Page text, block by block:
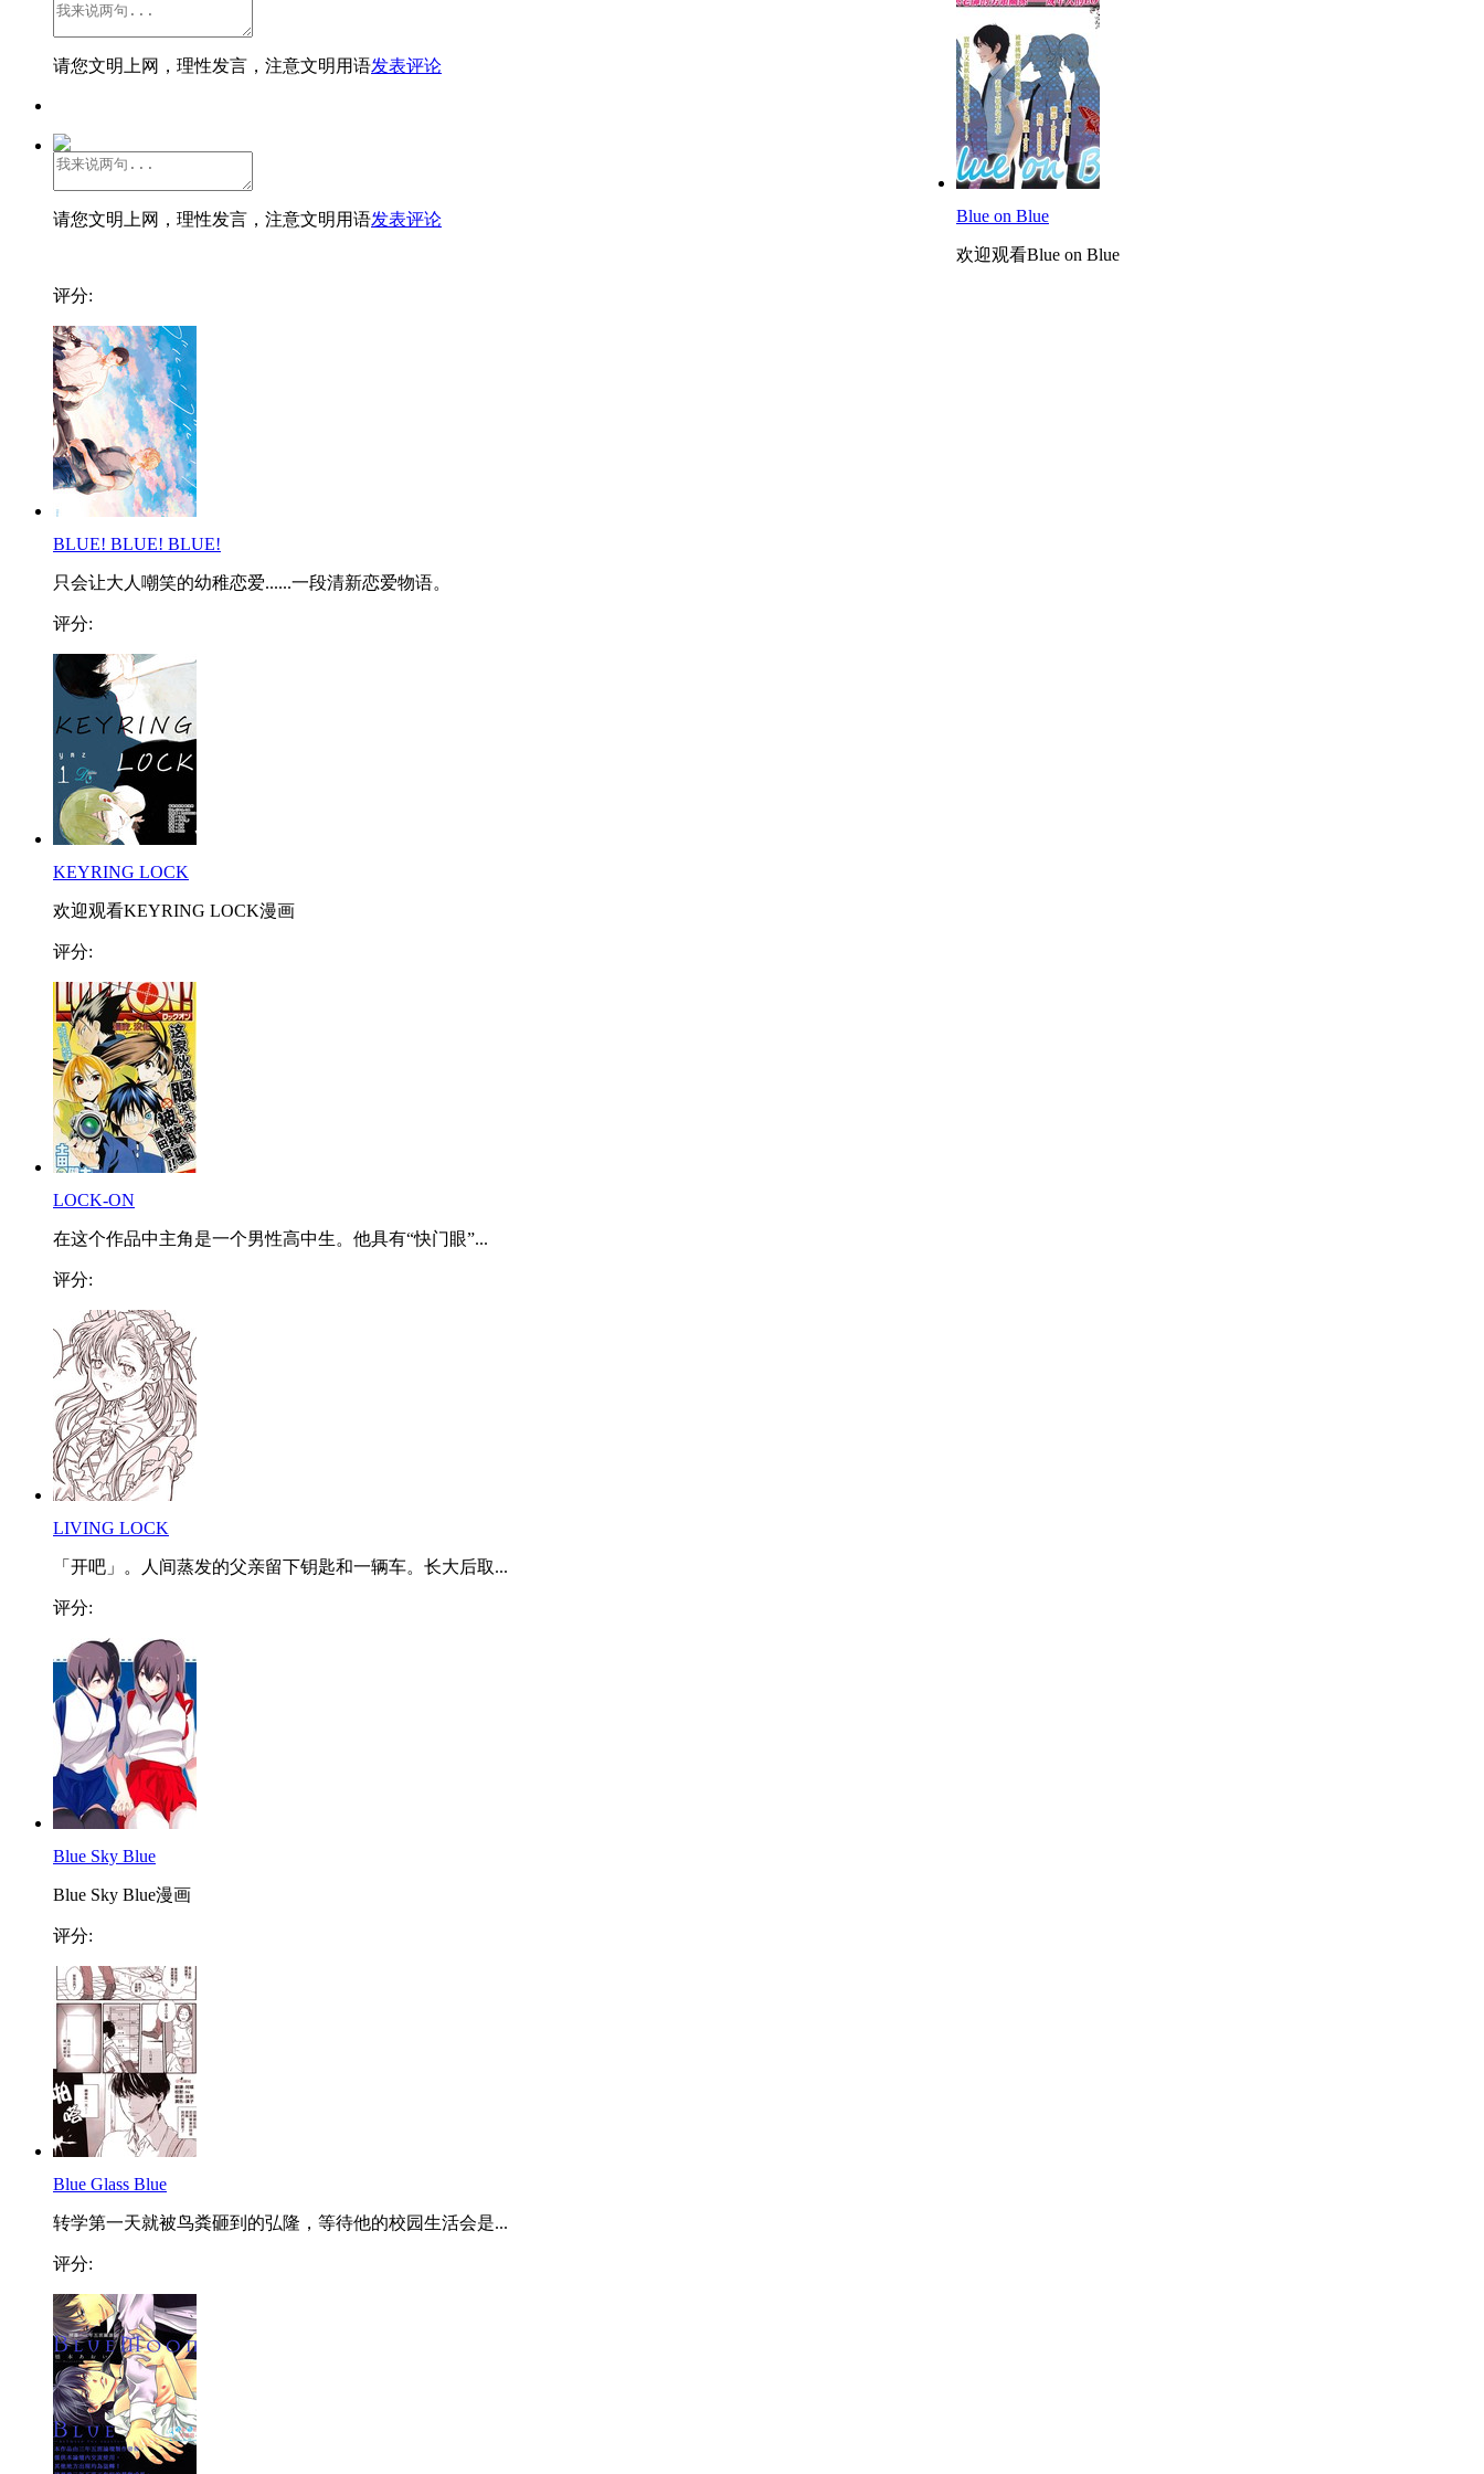
请您文明上网，理性发言，注意文明用语发表评论
请您文明上网，理性发言，注意文明用语发表评论 Blue on Blue
欢迎观看Blue on Blue
评分:
BLUE! BLUE! BLUE!
只会让大人嘲笑的幼稚恋爱......一段清新恋爱物语。
评分:
KEYRING LOCK
欢迎观看KEYRING LOCK漫画
评分:
LOCK-ON
在这个作品中主角是一个男性高中生。他具有“快门眼”...
评分:
LIVING LOCK
「开吧」。人间蒸发的父亲留下钥匙和一辆车。长大后取...
评分:
Blue Sky Blue
Blue Sky Blue漫画
评分:
Blue Glass Blue
转学第一天就被鸟粪砸到的弘隆，等待他的校园生活会是...
评分: